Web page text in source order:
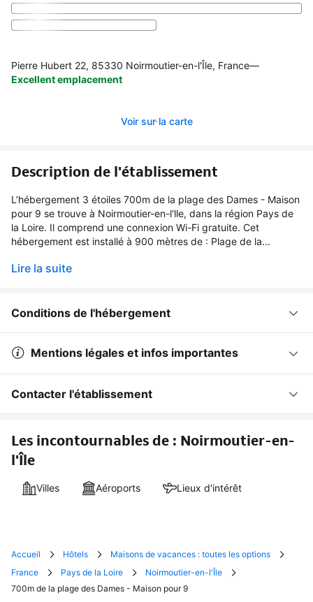
Pierre Hubert 22, 85330 Noirmoutier-en-l'Île, France—
Excellent emplacement
Voir sur la carte
Description de l'établissement
L’hébergement 3 étoiles 700m de la plage des Dames - Maison
pour 9 se trouve à Noirmoutier-en-l'lle, dans la région Pays de
la Loire. Il comprend une connexion Wi-Fi gratuite. Cet
hébergement est installé à 900 mètres de : Plage de la...
Lire la suite
Conditions de l'hébergement
Mentions légales et infos importantes
Contacter l'établissement
Les incontournables de : Noirmoutier-en-
l'Île
Villes Aéroports Lieux d'intérêt
Accueil Hôtels
Maisons de vacances : toutes les options
France
Pays de la Loire
Noirmoutier-en-l'Île
700m de la plage des Dames - Maison pour 9